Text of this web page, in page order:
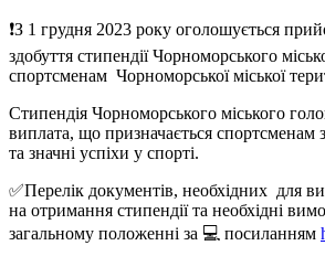
❗️З 1 грудня 2023 року оголошується
здобуття стипендії Чорноморського
спортсменам Чорноморської міської
Стипендія Чорноморського міського
виплата, що призначається спортсменам
та значні успіхи у спорті.
✅️Перелік документів, необхідних для
на отримання стипендії та необхідні
загальному положенні за 💻 посиланням